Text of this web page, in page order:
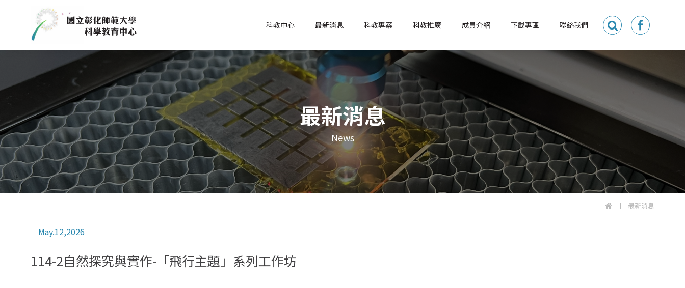
科教中心 最新消息 科教專案 科教推廣 成員介紹 下載專區 聯絡我們
最新消息
News
最新消息
May.12,2026
114-2自然探究與實作-「飛行主題」系列工作坊